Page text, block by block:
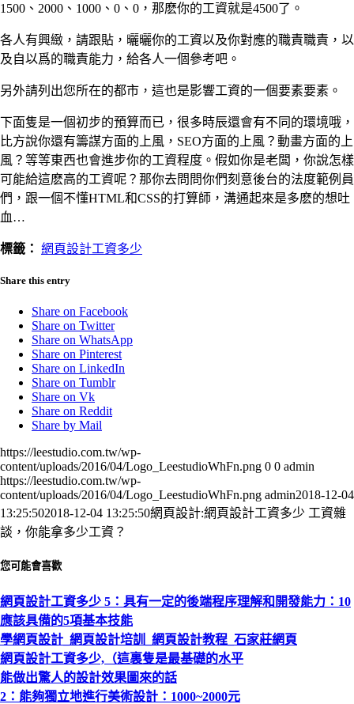
1500、2000、1000、0、0，那麽你的工資就是4500了。
各人有興緻，請跟貼，曬曬你的工資以及你對應的職責職責，以
及自以爲的職責能力，給各人一個參考吧。
另外請列出您所在的都市，這也是影響工資的一個要素要素。
下面隻是一個初步的預算而已，很多時辰還會有不同的環境哦，
比方說你還有籌謀方面的上風，SEO方面的上風？動畫方面的上
風？等等東西也會進步你的工資程度。假如你是老闆，你說怎樣
可能給這麽高的工資呢？那你去問問你們刻意後台的法度範例員
們，跟一個不懂HTML和CSS的打算師，溝通起來是多麽的想吐
血…
標籤： 網頁設計工資多少
Share this entry
Share on Facebook
Share on Twitter
Share on WhatsApp
Share on Pinterest
Share on LinkedIn
Share on Tumblr
Share on Vk
Share on Reddit
Share by Mail
https://leestudio.com.tw/wp-
content/uploads/2016/04/Logo_LeestudioWhFn.png 0 0 admin
https://leestudio.com.tw/wp-
content/uploads/2016/04/Logo_LeestudioWhFn.png admin2018-12-04
13:25:502018-12-04 13:25:50網頁設計:網頁設計工資多少 工資雜
談，你能拿多少工資？
您可能會喜歡
網頁設計工資多少 5：具有一定的後端程序理解和開發能力：10
應該具備的5項基本技能
學網頁設計_網頁設計培訓_網頁設計教程_石家莊網頁
網頁設計工資多少,（這裏隻是最基礎的水平
能做出驚人的設計效果圖來的話
2：能夠獨立地進行美術設計：1000~2000元